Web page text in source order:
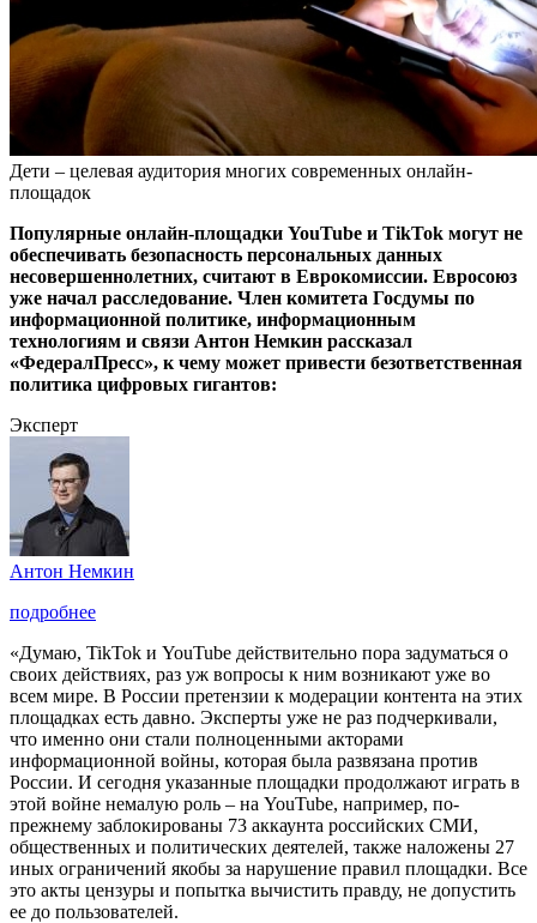
Дети – целевая аудитория многих современных онлайн-
площадок
Популярные онлайн-площадки YouTube и TikTok могут не
обеспечивать безопасность персональных данных
несовершеннолетних, считают в Еврокомиссии. Евросоюз
уже начал расследование. Член комитета Госдумы по
информационной политике, информационным
технологиям и связи Антон Немкин рассказал
«ФедералПресс», к чему может привести безответственная
политика цифровых гигантов:
Эксперт
Антон Немкин
подробнее
«Думаю, TikTok и YouTube действительно пора задуматься о
своих действиях, раз уж вопросы к ним возникают уже во
всем мире. В России претензии к модерации контента на этих
площадках есть давно. Эксперты уже не раз подчеркивали,
что именно они стали полноценными акторами
информационной войны, которая была развязана против
России. И сегодня указанные площадки продолжают играть в
этой войне немалую роль – на YouTube, например, по-
прежнему заблокированы 73 аккаунта российских СМИ,
общественных и политических деятелей, также наложены 27
иных ограничений якобы за нарушение правил площадки. Все
это акты цензуры и попытка вычистить правду, не допустить
ее до пользователей.